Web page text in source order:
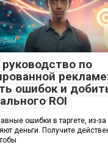
по
ошибок и
ROI
ошибки в таргете, из-за
деньги. Получите